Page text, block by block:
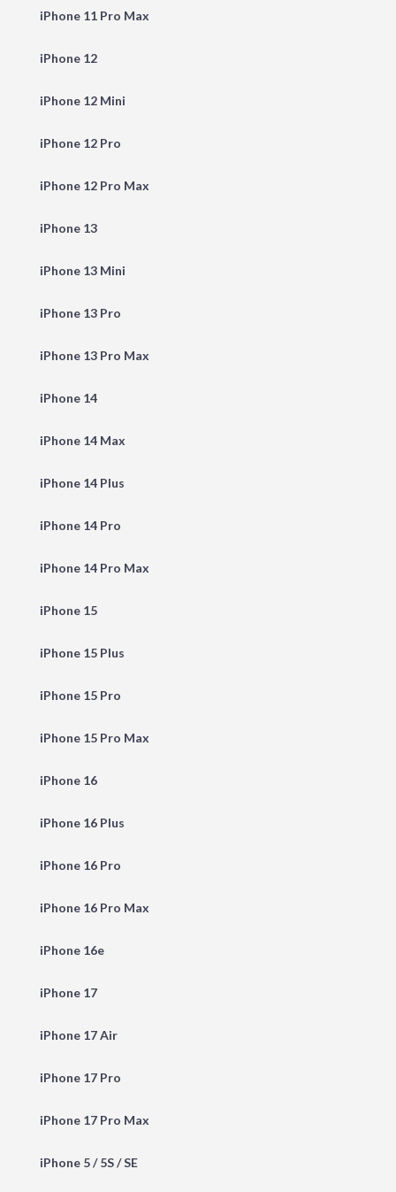
iPhone 11 Pro Max
iPhone 12
iPhone 12 Mini
iPhone 12 Pro
iPhone 12 Pro Max
iPhone 13
iPhone 13 Mini
iPhone 13 Pro
iPhone 13 Pro Max
iPhone 14
iPhone 14 Max
iPhone 14 Plus
iPhone 14 Pro
iPhone 14 Pro Max
iPhone 15
iPhone 15 Plus
iPhone 15 Pro
iPhone 15 Pro Max
iPhone 16
iPhone 16 Plus
iPhone 16 Pro
iPhone 16 Pro Max
iPhone 16e
iPhone 17
iPhone 17 Air
iPhone 17 Pro
iPhone 17 Pro Max
iPhone 5 / 5S / SE